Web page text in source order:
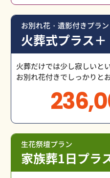
お別れ花・遺影付きプラン
火葬式プラス＋
火葬だけでは少し寂しいと
お別れ花付きでしっかりと
生花祭壇プラン
家族葬1日プラ